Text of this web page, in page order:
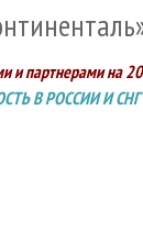
и партнерами на
В РОССИИ И СНГ